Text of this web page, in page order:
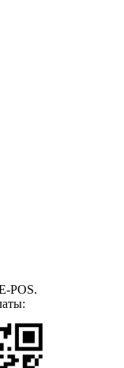
POS.